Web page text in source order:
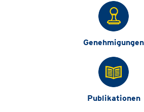
Genehmigungen
Publikationen